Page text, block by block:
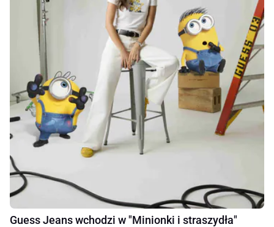
Guess Jeans wchodzi w "Minionki i straszydła"